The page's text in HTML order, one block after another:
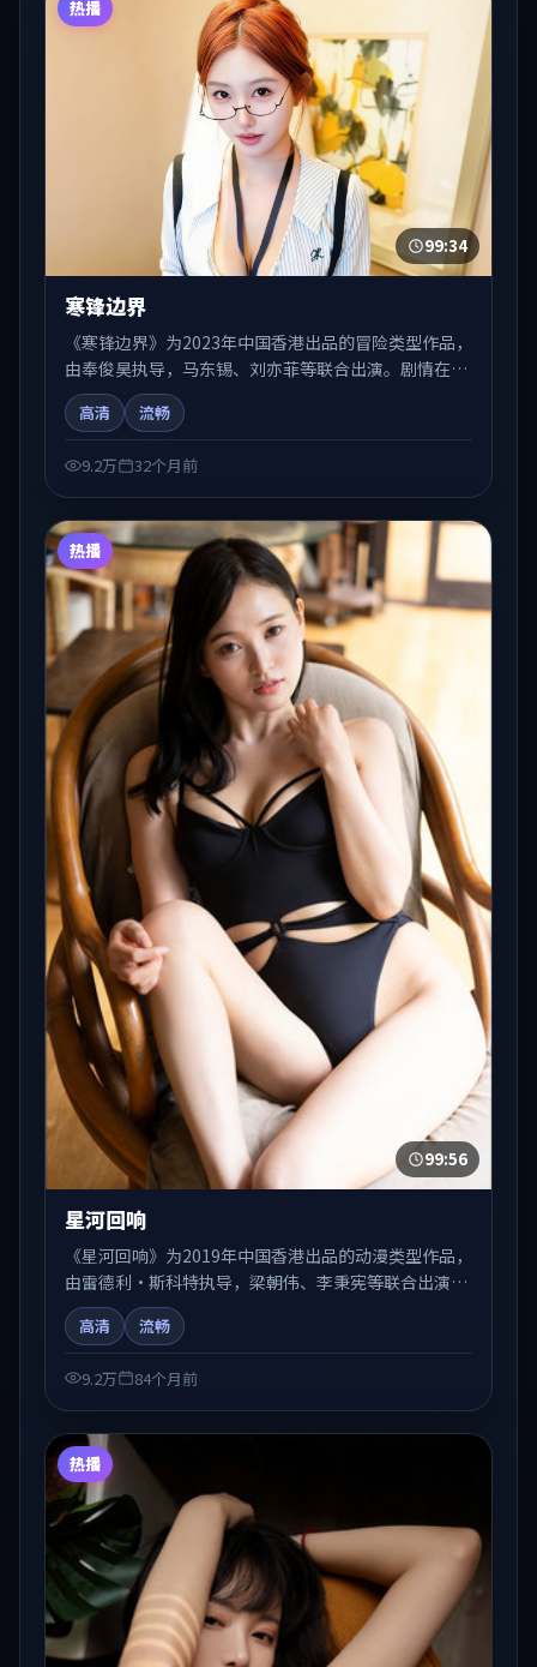
热播
99:34
寒锋边界
《寒锋边界》为2023年中国香港出品的冒险类型作品，
由奉俊昊执导，马东锡、刘亦菲等联合出演。剧情在人
物弧光与节奏推进中展开，兼具叙事张力与视听质感。
适合关注国产在线观看、热播国产剧与院线佳片的观众
高清 流畅
9.2万 32个月前
热播
99:56
星河回响
《星河回响》为2019年中国香港出品的动漫类型作品，
由雷德利·斯科特执导，梁朝伟、李秉宪等联合出演。
剧情在人物弧光与节奏推进中展开，兼具叙事张力与视
听质感。适合关注国产在线观看、热播国产剧与院线佳
高清 流畅
9.2万 84个月前
热播